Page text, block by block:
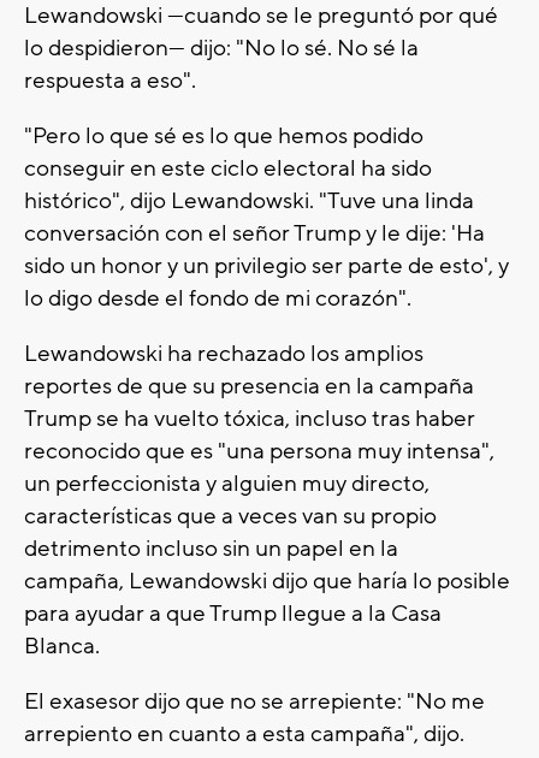
Lewandowski —cuando se le preguntó por qué
lo despidieron— dijo: "No lo sé. No sé la
respuesta a eso".
"Pero lo que sé es lo que hemos podido
conseguir en este ciclo electoral ha sido
histórico", dijo Lewandowski. "Tuve una linda
conversación con el señor Trump y le dije: 'Ha
sido un honor y un privilegio ser parte de esto', y
lo digo desde el fondo de mi corazón".
Lewandowski ha rechazado los amplios
reportes de que su presencia en la campaña
Trump se ha vuelto tóxica, incluso tras haber
reconocido que es "una persona muy intensa",
un perfeccionista y alguien muy directo,
características que a veces van su propio
detrimento incluso sin un papel en la
campaña, Lewandowski dijo que haría lo posible
para ayudar a que Trump llegue a la Casa
Blanca.
El exasesor dijo que no se arrepiente: "No me
arrepiento en cuanto a esta campaña", dijo.